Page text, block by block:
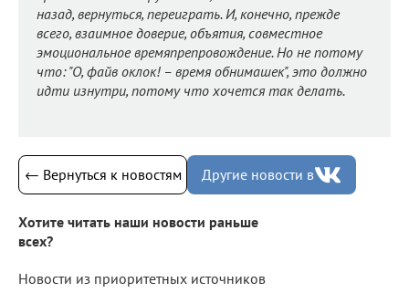
назад, вернуться, переиграть. И, конечно, прежде
всего, взаимное доверие, объятия, совместное
эмоциональное времяпрепровождение. Но не потому
что: "О, файв оклок! – время обнимашек", это должно
идти изнутри, потому что хочется так делать.
← Вернуться к новостям Другие новости в
Хотите читать наши новости раньше
всех?
Новости из приоритетных источников